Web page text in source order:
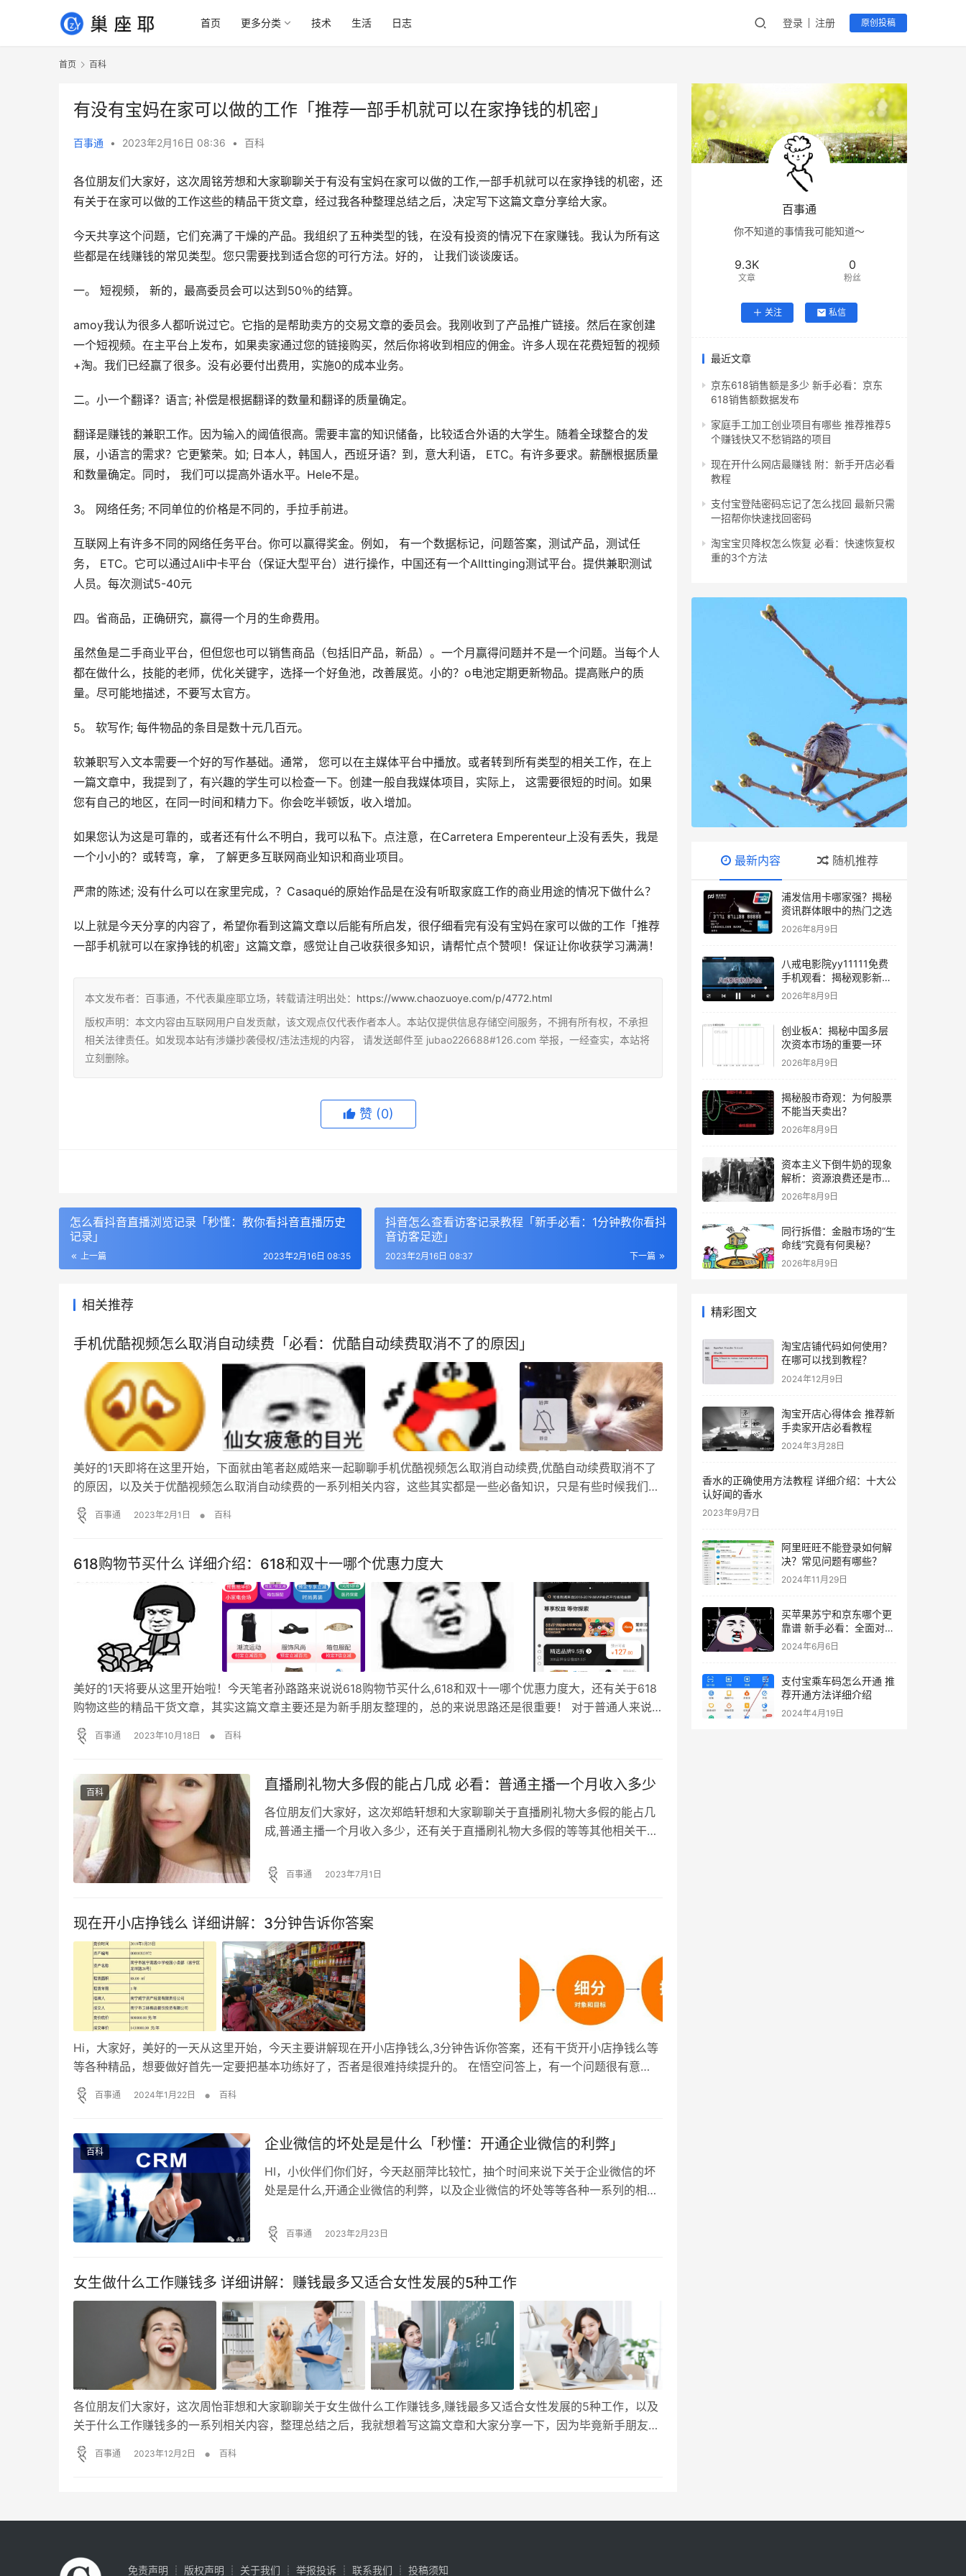
首页 更多分类 技术 生活 日志 登录 注册 原创投稿
首页 百科
有没有宝妈在家可以做的工作「推荐一部手机就可以在家挣钱的机密」
百事通 • 2023年2月16日 08:36 • 百科
各位朋友们大家好，这次周铭芳想和大家聊聊关于有没有宝妈在家可以做的工作,一部手机就可以在家挣钱的机密，还
有关于在家可以做的工作这些的精品干货文章，经过我各种整理总结之后，决定写下这篇文章分享给大家。
今天共享这个问题，它们充满了干燥的产品。我组织了五种类型的钱，在没有投资的情况下在家赚钱。我认为所有这
些都是在线赚钱的常见类型。您只需要找到适合您的可行方法。好的， 让我们谈谈废话。
一。 短视频， 新的，最高委员会可以达到50％的结算。
amoy我认为很多人都听说过它。它指的是帮助卖方的交易文章的委员会。我刚收到了产品推广链接。然后在家创建
一个短视频。在主平台上发布，如果卖家通过您的链接购买，然后你将收到相应的佣金。许多人现在花费短暂的视频
+淘。我们已经赢了很多。没有必要付出费用，实施0的成本业务。
二。小一个翻译？语言; 补偿是根据翻译的数量和翻译的质量确定。
翻译是赚钱的兼职工作。因为输入的阈值很高。需要丰富的知识储备，比较适合外语的大学生。随着全球整合的发
展，小语言的需求？它更繁荣。如; 日本人，韩国人，西班牙语？到，意大利语， ETC。有许多要求。薪酬根据质量
和数量确定。同时， 我们可以提高外语水平。Hele不是。
3。 网络任务; 不同单位的价格是不同的，手拉手前进。
互联网上有许多不同的网络任务平台。你可以赢得奖金。例如， 有一个数据标记，问题答案，测试产品，测试任
务， ETC。它可以通过Ali中卡平台（保证大型平台）进行操作，中国还有一个Allttinging测试平台。提供兼职测试
人员。每次测试5-40元
四。省商品，正确研究，赢得一个月的生命费用。
虽然鱼是二手商业平台，但但您也可以销售商品（包括旧产品，新品）。一个月赢得问题并不是一个问题。当每个人
都在做什么，技能的老师，优化关键字，选择一个好鱼池，改善展览。小的？o电池定期更新物品。提高账户的质
量。尽可能地描述，不要写太官方。
5。 软写作; 每件物品的条目是数十元几百元。
软兼职写入文本需要一个好的写作基础。通常， 您可以在主媒体平台中播放。或者转到所有类型的相关工作，在上
一篇文章中，我提到了，有兴趣的学生可以检查一下。创建一般自我媒体项目，实际上， 这需要很短的时间。如果
您有自己的地区，在同一时间和精力下。你会吃半顿饭，收入增加。
如果您认为这是可靠的，或者还有什么不明白，我可以私下。点注意，在Carretera Emperenteur上没有丢失，我是
一个小小的？或转弯，拿， 了解更多互联网商业知识和商业项目。
严肃的陈述; 没有什么可以在家里完成，？Casaqué的原始作品是在没有听取家庭工作的商业用途的情况下做什么？
以上就是今天分享的内容了，希望你看到这篇文章以后能有所启发，很仔细看完有没有宝妈在家可以做的工作「推荐
一部手机就可以在家挣钱的机密」这篇文章，感觉让自己收获很多知识，请帮忙点个赞呗！保证让你收获学习满满！
本文发布者：百事通，不代表巢座耶立场，转载请注明出处： https://www.chaozuoye.com/p/4772.html
版权声明：本文内容由互联网用户自发贡献，该文观点仅代表作者本人。本站仅提供信息存储空间服务，不拥有所有权，不承担
相关法律责任。如发现本站有涉嫌抄袭侵权/违法违规的内容， 请发送邮件至 jubao226688#126.com 举报，一经查实，本站将
立刻删除。
赞 (0)
怎么看抖音直播浏览记录「秒懂：教你看抖音直播历史
记录」
上一篇 2023年2月16日 08:35
抖音怎么查看访客记录教程「新手必看：1分钟教你看抖
音访客足迹」
下一篇
2023年2月16日 08:37
相关推荐
手机优酷视频怎么取消自动续费「必看：优酷自动续费取消不了的原因」
美好的1天即将在这里开始，下面就由笔者赵威皓来一起聊聊手机优酷视频怎么取消自动续费,优酷自动续费取消不了
的原因，以及关于优酷视频怎么取消自动续费的一系列相关内容，这些其实都是一些必备知识，只是有些时候我们没
有遇到就没有去了解而已！ 喜欢的剧就不能都在一个APP上播吗？ 会员开的多，最大的问题就是 忘记关闭会员服务
那我们的钱钱可就 一直被扣！扣！扣！了 为什…
百事通 2023年2月1日 • 百科
618购物节买什么 详细介绍：618和双十一哪个优惠力度大
美好的1天将要从这里开始啦！今天笔者孙路路来说说618购物节买什么,618和双十一哪个优惠力度大，还有关于618
购物这些的精品干货文章，其实这篇文章主要还是为新手朋友整理的，总的来说思路还是很重要！ 对于普通人来说
是个平常的日子，但对于咱们“剁手党”来说是个喜大普奔的购物节 – 「618购物节」。 现在到618也没几天了，各种
购物大促、优惠神券、…
百事通 2023年10月18日 • 百科
百科 直播刷礼物大多假的能占几成 必看：普通主播一个月收入多少
各位朋友们大家好，这次郑皓轩想和大家聊聊关于直播刷礼物大多假的能占几
成,普通主播一个月收入多少，还有关于直播刷礼物大多假的等等其他相关干
但得撞大运遇到。 大家想想，直播平台上女主播国内外千千万，但是傻土豪有
几个？所以说呢，遇到土豪那真是主播上辈子烧高香。 （注：图文无关） 我采
百事通 2023年7月1日
现在开小店挣钱么 详细讲解：3分钟告诉你答案
Hi，大家好，美好的一天从这里开始，今天主要讲解现在开小店挣钱么,3分钟告诉你答案，还有干货开小店挣钱么等
等各种精品，想要做好首先一定要把基本功练好了，否者是很难持续提升的。 在悟空问答上，有一个问题很有意
思，说的是南宁一学校校内88平小卖部年租金143万元，你如何看待这件事？ 虽然说是学校内的小卖部，但是一年租
金143万也太让人咂舌了。再说了，开个小卖部一…
百事通 2024年1月22日 • 百科
百科 企业微信的坏处是是什么「秒懂：开通企业微信的利弊」
HI，小伙伴们你们好，今天赵丽萍比较忙，抽个时间来说下关于企业微信的坏
处是是什么,开通企业微信的利弊，以及企业微信的坏处等等各种一系列的相关
信与微信消息打通，可以直接添加微信用户为好友，并支持运行小程序和微信
支付，同时提供数个官方的企业微信应用和支持接入第三方应用。 企业微信能
百事通 2023年2月23日
女生做什么工作赚钱多 详细讲解：赚钱最多又适合女性发展的5种工作
各位朋友们大家好，这次周怡菲想和大家聊聊关于女生做什么工作赚钱多,赚钱最多又适合女性发展的5种工作，以及
关于什么工作赚钱多的一系列相关内容，整理总结之后，我就想着写这篇文章和大家分享一下，因为毕竟新手朋友还
是很多的！ 关于职业选择，女生跟男生不太一样，她们更看重稳定性和是否轻松，这并不是说女生没有上进心，而
是咱们女生本来就应该“富养”，不是吗？当然，如果工作…
百事通 2023年12月2日 • 百科
百事通
你不知道的事情我可能知道～
9.3K
文章
0
粉丝
关注 私信
最近文章
京东618销售额是多少 新手必看：京东
618销售额数据发布
家庭手工加工创业项目有哪些 推荐推荐5
个赚钱快又不愁销路的项目
现在开什么网店最赚钱 附：新手开店必看
教程
支付宝登陆密码忘记了怎么找回 最新只需
一招帮你快速找回密码
淘宝宝贝降权怎么恢复 必看：快速恢复权
重的3个方法
最新内容 随机推荐
浦发信用卡哪家强？揭秘
资讯群体眼中的热门之选
2026年8月9日
八戒电影院yy11111免费
手机观看：揭秘观影新趋
势，你准备好了吗？
2026年8月9日
创业板A：揭秘中国多层
次资本市场的重要一环
2026年8月9日
揭秘股市奇观：为何股票
不能当天卖出？
2026年8月9日
资本主义下倒牛奶的现象
解析：资源浪费还是市场
调节？
2026年8月9日
同行拆借：金融市场的“生
命线”究竟有何奥秘？
2026年8月9日
精彩图文
淘宝店铺代码如何使用？
在哪可以找到教程？
2024年12月9日
淘宝开店心得体会 推荐新
手卖家开店必看教程
2024年3月28日
香水的正确使用方法教程 详细介绍：十大公
认好闻的香水
2023年9月7日
阿里旺旺不能登录如何解
决？常见问题有哪些？
2024年11月29日
买苹果苏宁和京东哪个更
靠谱 新手必看：全面对比
分析两家优势
2024年6月6日
支付宝乘车码怎么开通 推
荐开通方法详细介绍
2024年4月19日
免责声明 ┊ 版权声明 ┊ 关于我们 ┊ 举报投诉 ┊ 联系我们 ┊ 投稿须知